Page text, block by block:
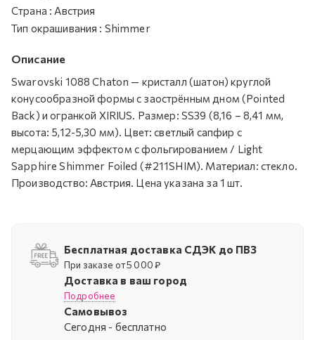
Страна : Австрия
Тип окрашивания : Shimmer
Описание
Swarovski 1088 Chaton — кристалл (шатон) круглой
конусообразной формы с заострённым дном (Pointed
Back) и огранкой XIRIUS. Размер: SS39 (8,16 – 8,41 мм,
высота: 5,12-5,30 мм). Цвет: светлый сапфир с
мерцающим эффектом с фольгированием / Light
Sapphire Shimmer Foiled (#211SHIM). Материал: стекло.
Производство: Австрия. Цена указана за 1 шт.
Бесплатная доставка СДЭК до ПВЗ
При заказе от 5 000 ₽
Доставка в ваш город
Подробнее
Самовывоз
Cегодня - бесплатно